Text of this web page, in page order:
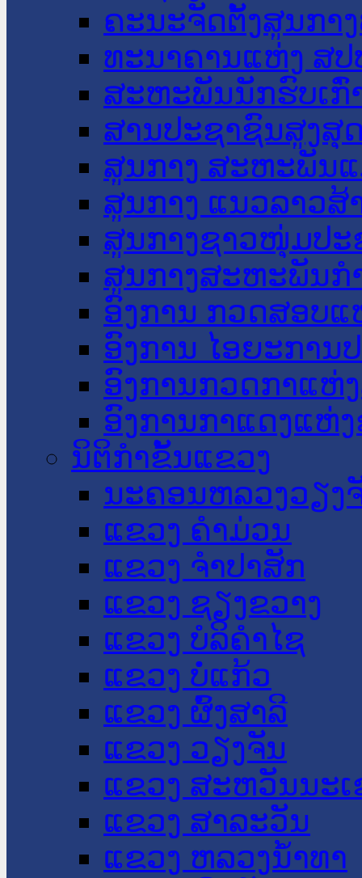
ຄະນະຈັດຕັ້ງສູນກາ
ທະນາຄານແຫ່ງ ສປ
ສະຫະພັນນັກຮົບເກົ່
ສານປະຊາຊົນສູງສຸ
ສູນກາງ ສະຫະພັນ
ສູນກາງ ແນວລາວສ້
ສູນກາງຊາວໜຸ່ມປະ
ສູນກາງສະຫະພັນກ
ອົງການ ກວດສອບແ
ອົງການ ໄອຍະການ
ອົງການກວດກາແຫ່
ອົງການກາແດງແຫ່
ນິຕິກໍາຂັ້ນແຂວງ
ນະ​ຄອນ​ຫລວງວຽງ
ແຂວງ ຄໍາມ່ວນ
ແຂວງ ຈໍາປາສັກ
ແຂວງ ຊຽງຂວາງ
ແຂວງ ບໍລິຄໍາໄຊ
ແຂວງ ບໍ່ແກ້ວ
ແຂວງ ຜົ້ງສາລີ
ແຂວງ ວຽງຈັນ
ແຂວງ ສະຫວັນນະ
ແຂວງ ສາລະວັນ
ແຂວງ ຫລວງນໍ້າທາ